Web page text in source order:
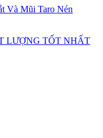
Và Mũi Taro Nén
LƯỢNG TỐT NHẤT